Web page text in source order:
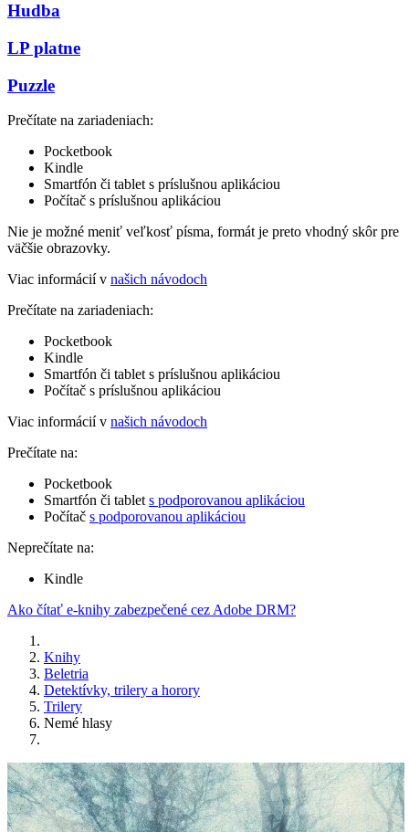
Hudba
LP platne
Puzzle
Prečítate na zariadeniach:
Pocketbook
Kindle
Smartfón či tablet s príslušnou aplikáciou
Počítač s príslušnou aplikáciou
Nie je možné meniť veľkosť písma, formát je preto vhodný skôr pre
väčšie obrazovky.
Viac informácií v našich návodoch
Prečítate na zariadeniach:
Pocketbook
Kindle
Smartfón či tablet s príslušnou aplikáciou
Počítač s príslušnou aplikáciou
Viac informácií v našich návodoch
Prečítate na:
Pocketbook
Smartfón či tablet s podporovanou aplikáciou
Počítač s podporovanou aplikáciou
Neprečítate na:
Kindle
Ako čítať e-knihy zabezpečené cez Adobe DRM?
Knihy
Beletria
Detektívky, trilery a horory
Trilery
Nemé hlasy